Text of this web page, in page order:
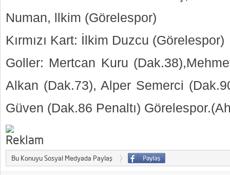
Numan, llkim (Görelespor)
Kırmızı Kart: İlkim Duzcu (Görelespor)
Goller: Mertcan Kuru
Alkan (Dak.73), Alper Semerci
Güven (Dak.86 Penaltı)
Bu Konuyu Sosyal Medyada Paylaş